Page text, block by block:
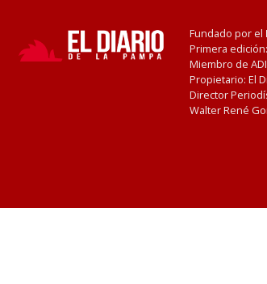
Fundado por el
Primera
Miembro de
Propietario: El
Director
Walter René